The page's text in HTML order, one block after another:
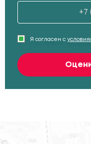
Я согласен с